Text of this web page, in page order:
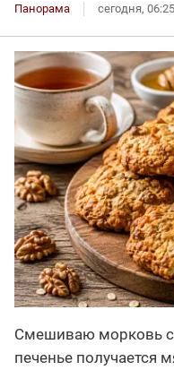
Панорама сегодня, 06:25
Смешиваю морковь с
печенье получается